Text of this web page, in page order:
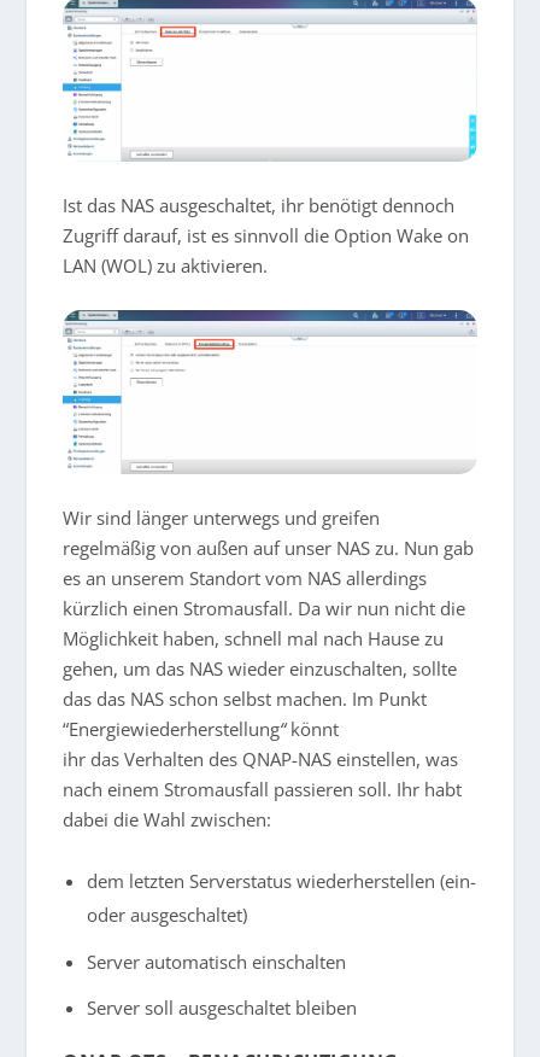
Ist das NAS ausgeschaltet, ihr benötigt dennoch
Zugriff darauf, ist es sinnvoll die Option Wake on
LAN (WOL) zu aktivieren.
Wir sind länger unterwegs und greifen
regelmäßig von außen auf unser NAS zu. Nun gab
es an unserem Standort vom NAS allerdings
kürzlich einen Stromausfall. Da wir nun nicht die
Möglichkeit haben, schnell mal nach Hause zu
gehen, um das NAS wieder einzuschalten, sollte
das das NAS schon selbst machen. Im Punkt
“Energiewiederherstellung“könnt
ihr das Verhalten des QNAP-NAS einstellen, was
nach einem Stromausfall passieren soll. Ihr habt
dabei die Wahl zwischen:
dem letzten Serverstatus wiederherstellen (ein-
oder ausgeschaltet)
Server automatisch einschalten
Server soll ausgeschaltet bleiben